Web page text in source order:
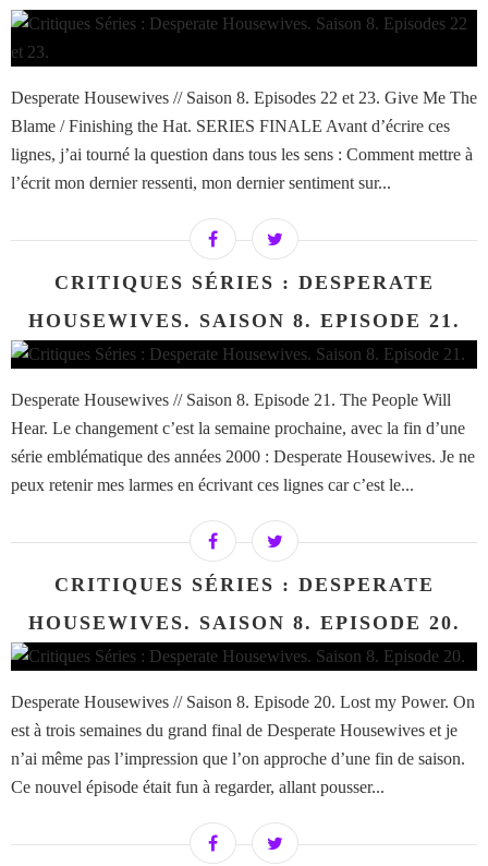
Desperate Housewives // Saison 8. Episodes 22 et 23. Give Me The
Blame / Finishing the Hat. SERIES FINALE Avant d’écrire ces
lignes, j’ai tourné la question dans tous les sens : Comment mettre à
l’écrit mon dernier ressenti, mon dernier sentiment sur...
CRITIQUES SÉRIES : DESPERATE
HOUSEWIVES. SAISON 8. EPISODE 21.
Desperate Housewives // Saison 8. Episode 21. The People Will
Hear. Le changement c’est la semaine prochaine, avec la fin d’une
série emblématique des années 2000 : Desperate Housewives. Je ne
peux retenir mes larmes en écrivant ces lignes car c’est le...
CRITIQUES SÉRIES : DESPERATE
HOUSEWIVES. SAISON 8. EPISODE 20.
Desperate Housewives // Saison 8. Episode 20. Lost my Power. On
est à trois semaines du grand final de Desperate Housewives et je
n’ai même pas l’impression que l’on approche d’une fin de saison.
Ce nouvel épisode était fun à regarder, allant pousser...